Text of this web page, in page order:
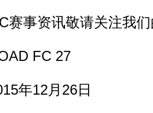
事资讯敬请关注我们
FC 27
年12月26日